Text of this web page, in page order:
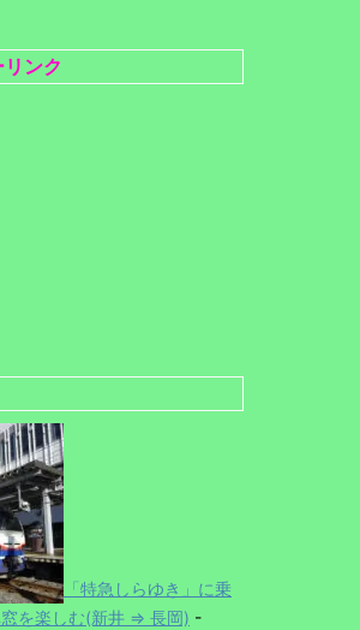
ンク
「特急しらゆき」に乗
を楽しむ(新井 ⇒ 長岡) -